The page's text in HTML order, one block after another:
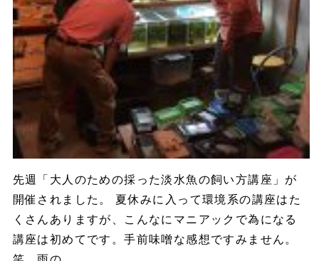
先週「大人のための採った淡水魚の飼い方講座」が
開催されました。 夏休みに入って環境系の講座はた
くさんありますが、こんなにマニアックで為になる
講座は初めてです。手前味噌な感想ですみません。